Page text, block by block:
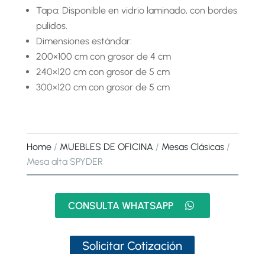
Tapa: Disponible en vidrio laminado, con bordes
pulidos.
Dimensiones estándar:
200×100 cm con grosor de 4 cm
240×120 cm con grosor de 5 cm
300×120 cm con grosor de 5 cm
Home/ MUEBLES DE OFICINA / Mesas Clásicas/
Mesa alta SPYDER
CONSULTA WHATSAPP
Solicitar Cotización